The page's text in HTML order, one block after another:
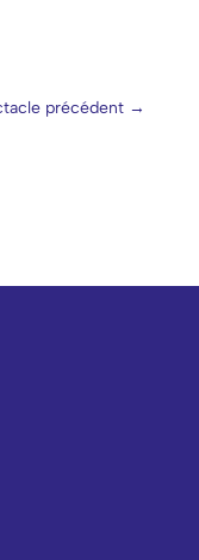
précédent →